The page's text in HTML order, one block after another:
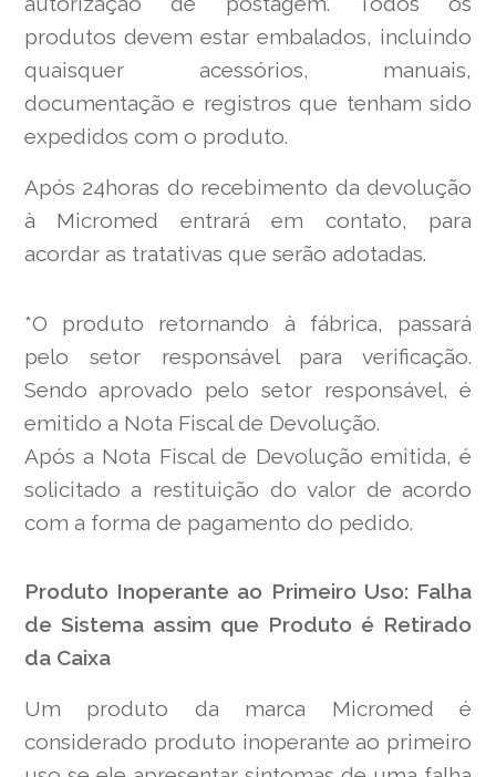
produtos devem estar embalados, incluindo
quaisquer acessórios, manuais,
documentação e registros que tenham sido
expedidos com o produto.
Após 24horas do recebimento da devolução
à Micromed entrará em contato, para
acordar as tratativas que serão adotadas.
*O produto retornando à fábrica, passará
pelo setor responsável para verificação.
Sendo aprovado pelo setor responsável, é
emitido a Nota Fiscal de Devolução.
Após a Nota Fiscal de Devolução emitida, é
solicitado a restituição do valor de acordo
com a forma de pagamento do pedido.
Produto Inoperante ao Primeiro Uso: Falha
de Sistema assim que Produto é Retirado
da Caixa
Um produto da marca Micromed é
considerado produto inoperante ao primeiro